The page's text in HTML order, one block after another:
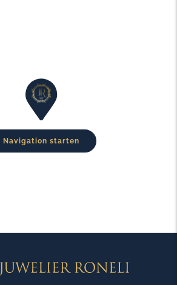
Navigation starten